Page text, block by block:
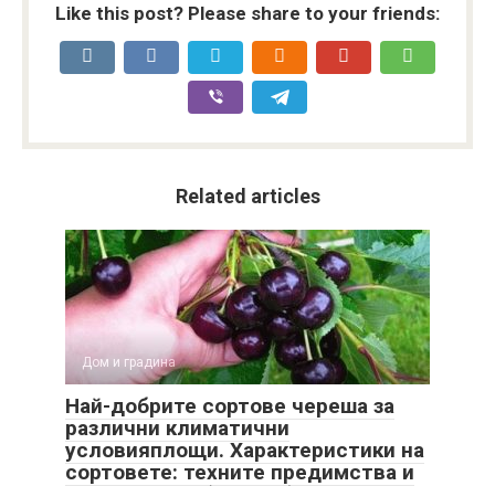
Like this post? Please share to your friends:
Related articles
Дом и градина
Най-добрите сортове череша за
различни климатични
условияплощи. Характеристики на
сортовете: техните предимства и